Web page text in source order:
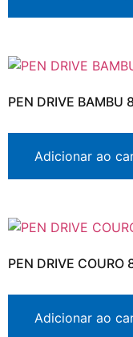
PEN DRIVE BAMBU
Adicionar ao
PEN DRIVE COURO
Adicionar ao